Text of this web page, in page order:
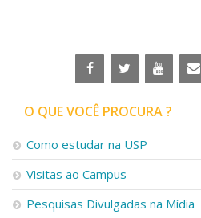
Centros, Núcleos e Projetos em
Pós-doutorado
Transferência de Tecnologia
Extensão à Comunidade
Projetos, Programas e Cursos
Artes, Cultura e Esportes
Museus e Espaços Interativos
O QUE VOCÊ PROCURA ?
Como estudar na USP
Visitas ao Campus
Pesquisas Divulgadas na Mídia